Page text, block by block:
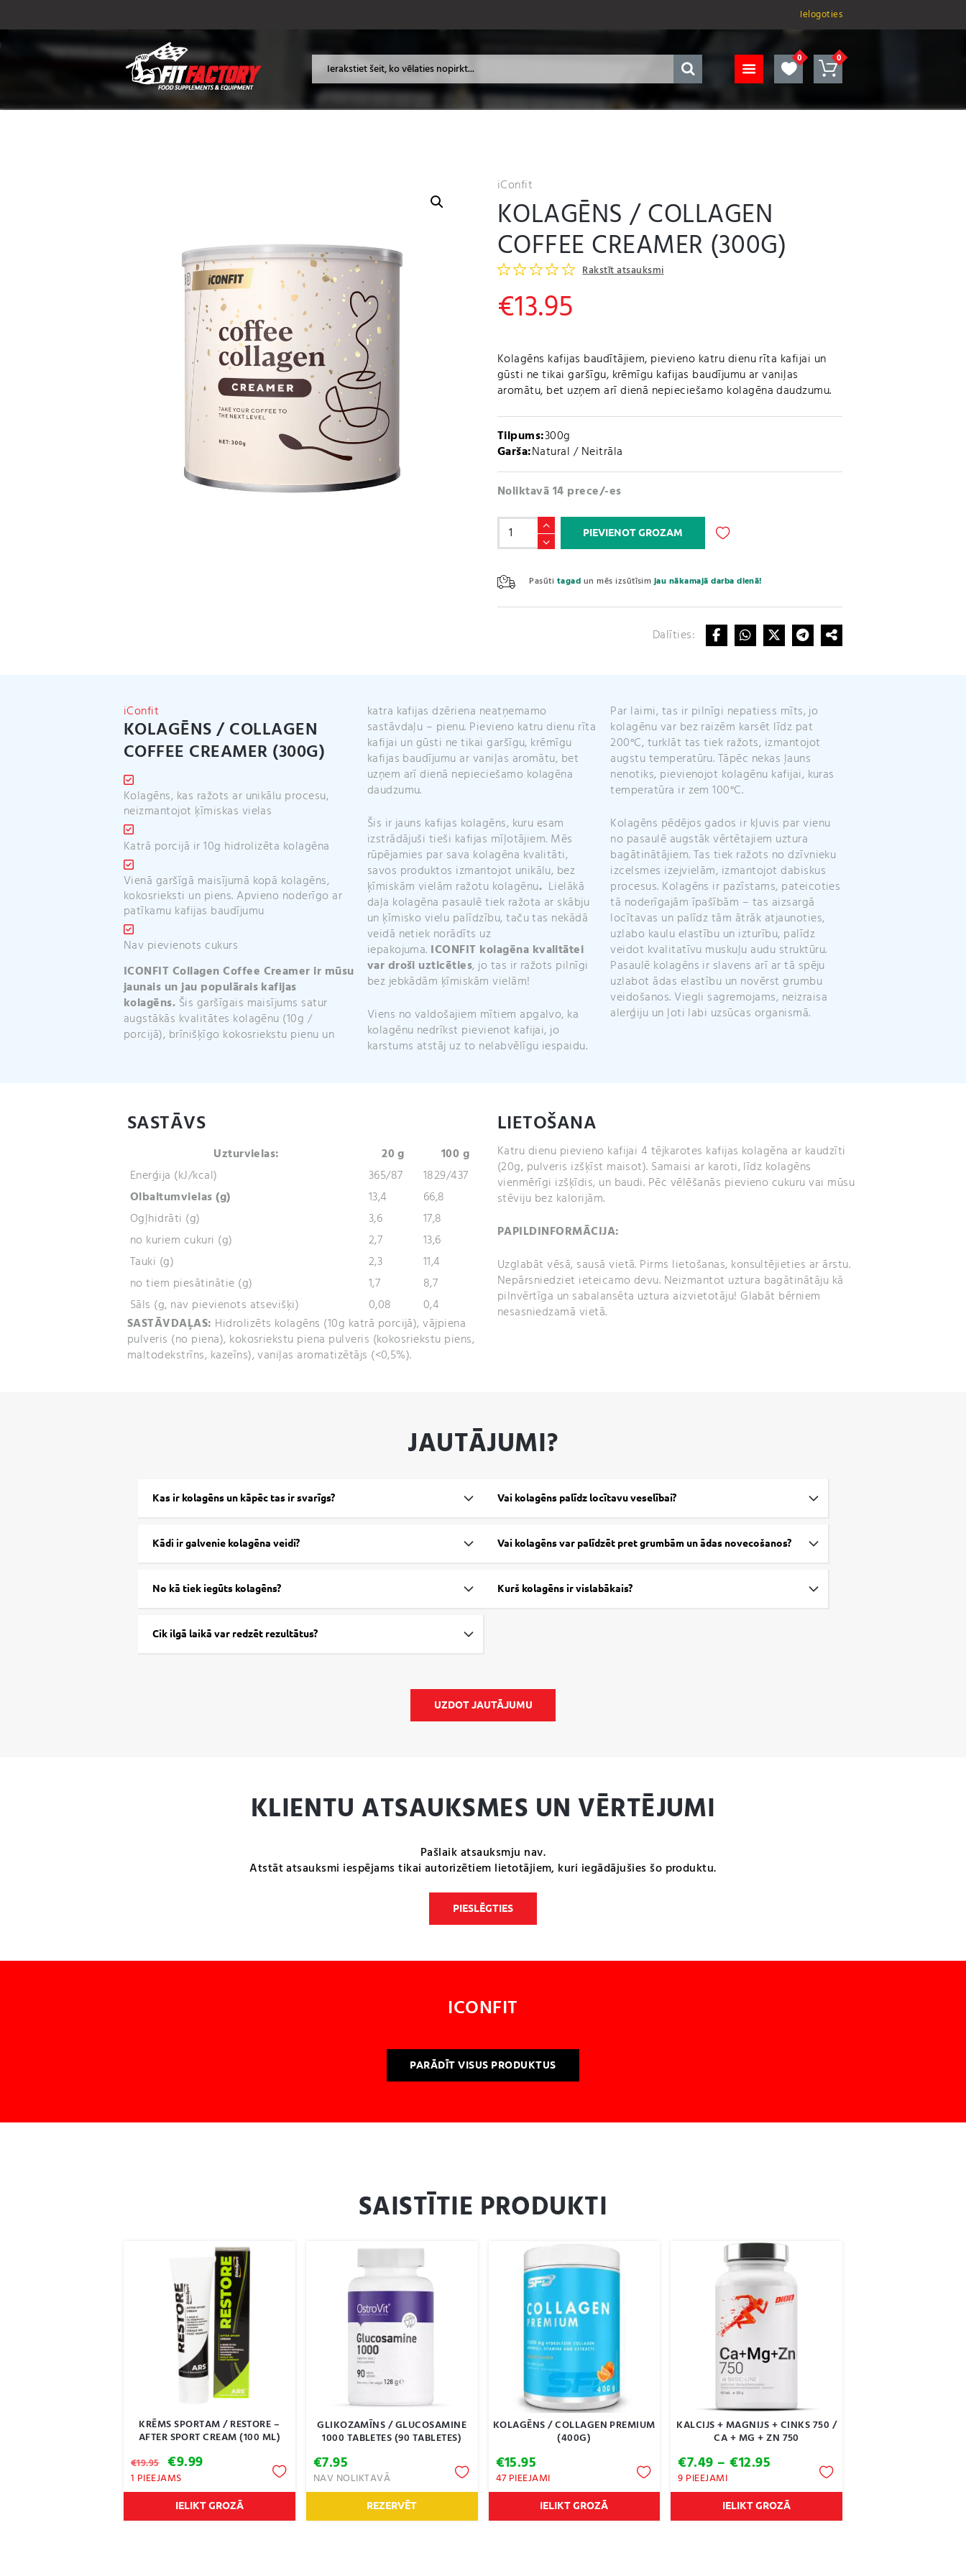
Ielogoties
iConfit
KOLAGĒNS / COLLAGEN
COFFEE CREAMER (300G)
Rakstīt atsauksmi
€13.95
Kolagēns kafijas baudītājiem, pievieno katru dienu rīta kafijai un
gūsti ne tikai garšīgu, krēmīgu kafijas baudījumu ar vaniļas
aromātu, bet uzņem arī dienā nepieciešamo kolagēna daudzumu.
Tilpums:300g
Garša:Natural / Neitrāla
Noliktavā 14 prece/-es
Kolagēns
Coffee
Creamer
(300g)
PIEVIENOT GROZAM
Pasūti tagad un mēs izsūtīsimjau nākamajā darba dienā!
r
n
a
t
i
Dalīties:
iConfit
KOLAGĒNS / COLLAGEN
COFFEE CREAMER (300G)
Kolagēns, kas ražots ar unikālu procesu,
neizmantojot ķīmiskas vielas
Katrā porcijā ir 10g hidrolizēta kolagēna
Vienā garšīgā maisījumā kopā kolagēns,
kokosrieksti un piens. Apvieno noderīgo ar
patīkamu kafijas baudījumu
Nav pievienots cukurs
ICONFIT Collagen Coffee Creamer ir mūsu
jaunais un jau populārais kafijas
kolagēns. Šis garšīgais maisījums satur
augstākās kvalitātes kolagēnu (10g /
porcijā), brīnišķīgo kokosriekstu pienu un
katra kafijas dzēriena neatņemamo
sastāvdaļu – pienu. Pievieno katru dienu rīta
kafijai un gūsti ne tikai garšīgu, krēmīgu
kafijas baudījumu ar vaniļas aromātu, bet
uzņem arī dienā nepieciešamo kolagēna
daudzumu.
Šis ir jauns kafijas kolagēns, kuru esam
izstrādājuši tieši kafijas mīļotājiem. Mēs
rūpējamies par sava kolagēna kvalitāti,
savos produktos izmantojot unikālu, bez
ķīmiskām vielām ražotu kolagēnu. Lielākā
daļa kolagēna pasaulē tiek ražota ar skābju
un ķīmisko vielu palīdzību, taču tas nekādā
veidā netiek norādīts uz
iepakojuma. ICONFIT kolagēna kvalitātei
var droši uzticēties, jo tas ir ražots pilnīgi
bez jebkādām ķīmiskām vielām!
Viens no valdošajiem mītiem apgalvo, ka
kolagēnu nedrīkst pievienot kafijai, jo
karstums atstāj uz to nelabvēlīgu iespaidu.
Par laimi, tas ir pilnīgi nepatiess mīts, jo
kolagēnu var bez raizēm karsēt līdz pat
200°C, turklāt tas tiek ražots, izmantojot
augstu temperatūru. Tāpēc nekas ļauns
nenotiks, pievienojot kolagēnu kafijai, kuras
temperatūra ir zem 100°C.
Kolagēns pēdējos gados ir kļuvis par vienu
no pasaulē augstāk vērtētajiem uztura
bagātinātājiem. Tas tiek ražots no dzīvnieku
izcelsmes izejvielām, izmantojot dabiskus
procesus. Kolagēns ir pazīstams, pateicoties
tā noderīgajām īpašībām – tas aizsargā
locītavas un palīdz tām ātrāk atjaunoties,
uzlabo kaulu elastību un izturību, palīdz
veidot kvalitatīvu muskuļu audu struktūru.
Pasaulē kolagēns ir slavens arī ar tā spēju
uzlabot ādas elastību un novērst grumbu
veidošanos. Viegli sagremojams, neizraisa
alerģiju un ļoti labi uzsūcas organismā.
SASTĀVS
Uzturvielas: 20 g
100 g
Enerģija (kJ/kcal)
365/87
1829/437
Olbaltumvielas (g)
13,4
66,8
Ogļhidrāti (g)
3,6
17,8
no kuriem cukuri (g)
2,7
13,6
Tauki (g)
2,3
11,4
no tiem piesātinātie (g)
1,7
8,7
Sāls (g, nav pievienots atsevišķi)
0,08
0,4
SASTĀVDAĻAS: Hidrolizēts kolagēns (10g katrā porcijā), vājpiena
pulveris (no piena), kokosriekstu piena pulveris (kokosriekstu piens,
maltodekstrīns, kazeīns), vaniļas aromatizētājs (<0,5%).
LIETOŠANA
Katru dienu pievieno kafijai 4 tējkarotes kafijas kolagēna ar kaudzīti
(20g, pulveris izšķīst maisot). Samaisi ar karoti, līdz kolagēns
vienmērīgi izšķīdis, un baudi. Pēc vēlēšanās pievieno cukuru vai mūsu
stēviju bez kalorijām.
PAPILDINFORMĀCIJA:
Uzglabāt vēsā, sausā vietā. Pirms lietošanas, konsultējieties ar ārstu.
Nepārsniedziet ieteicamo devu. Neizmantot uztura bagātinātāju kā
pilnvērtīga un sabalansēta uztura aizvietotāju! Glabāt bērniem
nesasniedzamā vietā.
JAUTĀJUMI?
Kas ir kolagēns un kāpēc tas ir svarīgs?
Kādi ir galvenie kolagēna veidi?
No kā tiek iegūts kolagēns?
Cik ilgā laikā var redzēt rezultātus?
Vai kolagēns palīdz locītavu veselībai?
Vai kolagēns var palīdzēt pret grumbām un ādas novecošanos?
Kurš kolagēns ir vislabākais?
UZDOT JAUTĀJUMU
KLIENTU ATSAUKSMES UN VĒRTĒJUMI
Pašlaik atsauksmju nav.
Atstāt atsauksmi iespējams tikai autorizētiem lietotājiem, kuri iegādājušies šo produktu.
PIESLĒGTIES
ICONFIT
PARĀDĪT VISUS PRODUKTUS
SAISTĪTIE PRODUKTI
KRĒMS SPORTAM / RESTORE –
AFTER SPORT CREAM (100 ML)
€19.95 Original
price
was:
€19.95.
€9.99Current
is:
€9.99.
1 PIEEJAMS
IELIKT GROZĀ
GLIKOZAMĪNS / GLUCOSAMINE
1000 TABLETES (90 TABLETES)
€7.95
NAV NOLIKTAVĀ
REZERVĒT
KOLAGĒNS / COLLAGEN PREMIUM
(400G)
€15.95
47 PIEEJAMI
IELIKT GROZĀ
KALCIJS + MAGNIJS + CINKS 750 /
CA + MG + ZN 750
€7.49 – €12.95
€7.49
through
€12.95
9 PIEEJAMI
IELIKT GROZĀ